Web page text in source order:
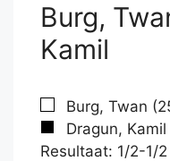
Burg,
Kamil
Burg, Twan
Dragun,
Resultaat: 1/2-1/2